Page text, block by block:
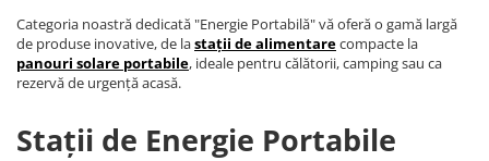
Categoria noastră dedicată "Energie Portabilă" vă oferă o gamă largă
de produse inovative, de lastații de alimentarecompacte la
panouri solare portabile, ideale pentru călătorii, camping sau ca
rezervă de urgență acasă.
Stații de Energie Portabile